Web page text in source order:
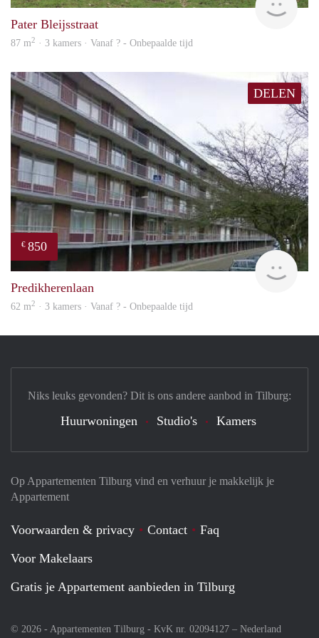
Pater Bleijsstraat
87 m2 · 3 kamers · Vanaf ? - Onbepaalde tijd
DELEN
€ 850
Predikherenlaan
62 m2 · 3 kamers · Vanaf ? - Onbepaalde tijd
Op Appartementen Tilburg vind en verhuur je makkelijk je
Appartement
Voorwaarden & privacy Contact
Faq
Voor Makelaars
Gratis je Appartement aanbieden in Tilburg
© 2026 - Appartementen Tilburg - KvK nr. 02094127 – Nederland
Niks leuks gevonden? Dit is ons andere aanbod in Tilburg:
Huurwoningen Studio's Kamers